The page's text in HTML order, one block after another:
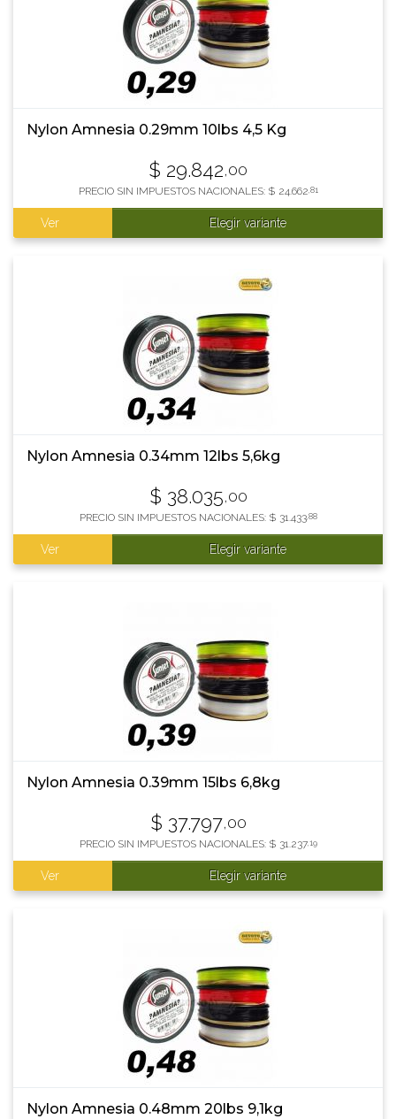
Nylon Amnesia 0.29mm 10lbs 4,5 Kg
$ 29.842,00
PRECIO SIN IMPUESTOS NACIONALES: $ 24.662 ,81
Ver Elegir variante
Nylon Amnesia 0.34mm 12lbs 5,6kg
$ 38.035,00
PRECIO SIN IMPUESTOS NACIONALES: $ 31.433,88
Ver Elegir variante
Nylon Amnesia 0.39mm 15lbs 6,8kg
$ 37.797,00
PRECIO SIN IMPUESTOS NACIONALES: $ 31.237,19
Ver Elegir variante
Nylon Amnesia 0.48mm 20lbs 9,1kg